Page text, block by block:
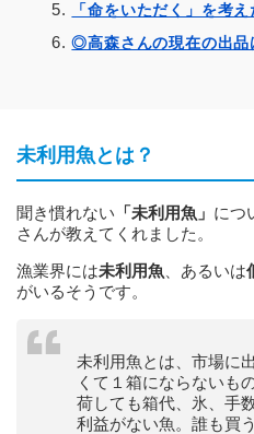
「命をいただく」を考
◎高森さんの現在の出品
未利用魚とは？
聞き慣れない 「未利用魚」 につ
さんが教えてくれました。
漁業界には未利用魚 、あるいは
がいるそうです。
未利用魚とは、市場に
くて１箱にならないも
荷しても箱代、氷、手
利益がない魚。誰も買